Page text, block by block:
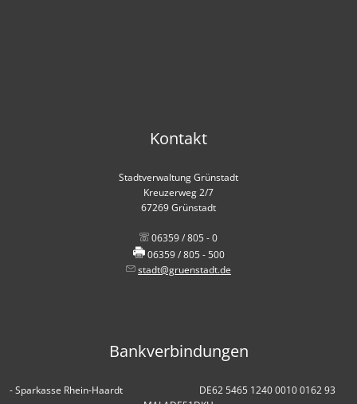
Kontakt
Stadtverwaltung Grünstadt
Kreuzerweg 2/7
67269 Grünstadt
06359 / 805 - 0
06359 / 805 - 500
stadt@gruenstadt.de
Bankverbindungen
- Sparkasse Rhein-Haardt DE62 5465 1240 0010 0162 93